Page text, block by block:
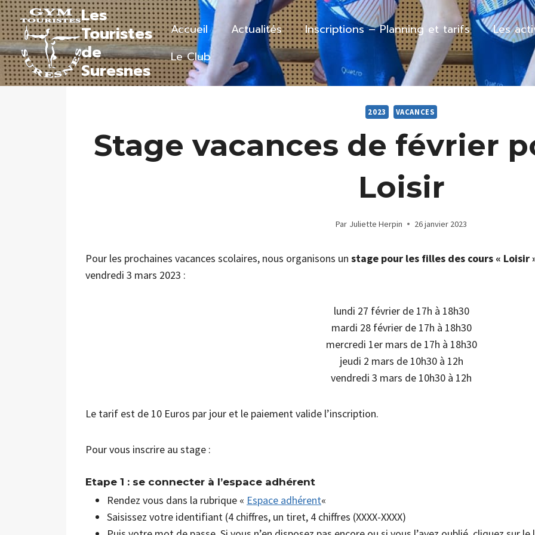
Aller
au
contenu
Les
Touristes
de
Suresnes
Accueil Actualités Inscriptions – Planning et tarifs Les
Le Club
2023 VACANCES
Stage vacances de février
Loisir
Par Juliette Herpin 26 janvier 2023
Pour les prochaines vacances scolaires, nous organisons un stage pour les filles des cours « Loisir
vendredi 3 mars 2023 :
lundi 27 février de 17h à 18h30
mardi 28 février de 17h à 18h30
mercredi 1er mars de 17h à 18h30
jeudi 2 mars de 10h30 à 12h
vendredi 3 mars de 10h30 à 12h
Le tarif est de 10 Euros par jour et le paiement valide l’inscription.
Pour vous inscrire au stage :
Etape 1 : se connecter à l’espace adhérent
Rendez vous dans la rubrique « Espace adhérent«
Saisissez votre identifiant (4 chiffres, un tiret, 4 chiffres (XXXX-XXXX)